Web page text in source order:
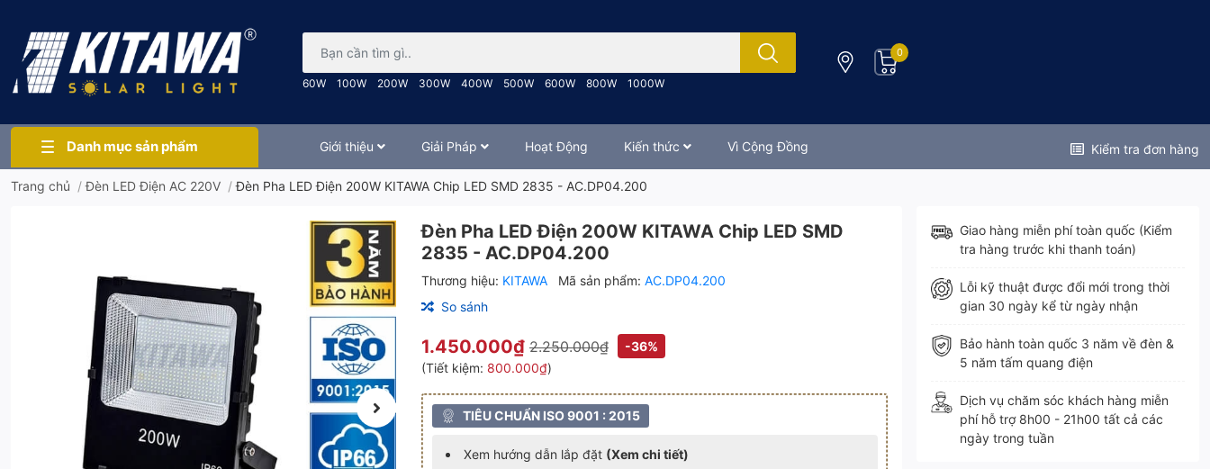
60W 100W 200W 300W 400W 500W 600W 800W 1000W
0
Danh mục sản phẩm Giới thiệu Giải Pháp Hoạt Động Kiến thức Vì Cộng Đồng Kiểm tra đơn hàng
Trang chủ /Đèn LED Điện AC 220V /Đèn Pha LED Điện 200W KITAWA Chip LED SMD 2835 - AC.DP04.200
Đèn Pha LED Điện 200W KITAWA Chip LED SMD
2835 - AC.DP04.200
Thương hiệu: KITAWA Mã sản phẩm: AC.DP04.200
So sánh
1.450.000₫ 2.250.000₫
-36%
(Tiết kiệm: 800.000₫)
TIÊU CHUẨN ISO 9001 : 2015
Xem hướng dẫn lắp đặt (Xem chi tiết)
Giao hàng miễn phí toàn quốc (Kiểm
tra hàng trước khi thanh toán)
Lỗi kỹ thuật được đổi mới trong thời
gian 30 ngày kể từ ngày nhận
Bảo hành toàn quốc 3 năm về đèn &
5 năm tấm quang điện
Dịch vụ chăm sóc khách hàng miễn
phí hỗ trợ 8h00 - 21h00 tất cả các
ngày trong tuần